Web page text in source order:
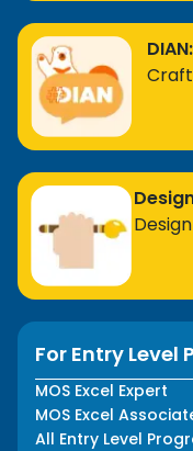
For Entry Level
MOS Excel Expert
MOS Excel
All Entry Level